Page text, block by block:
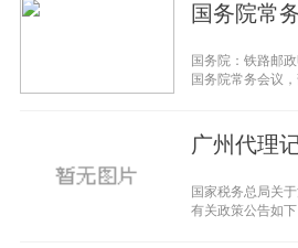
国务院常
国务院：铁路邮
国务院常务会议
广州代理
国家税务总局关
有关政策公告如